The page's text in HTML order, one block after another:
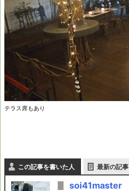
テラス席もあり
この記事を書いた人 最新の記事
soi41master